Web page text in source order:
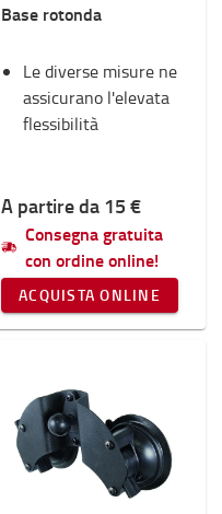
Base rotonda
Le diverse misure ne
assicurano l'elevata
flessibilità
A partire da 15 €
Consegna gratuita
con ordine online!
ACQUISTA ONLINE